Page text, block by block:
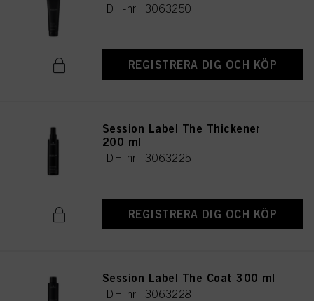
IDH-nr. 3063250
REGISTRERA DIG OCH KÖP
Session Label The Thickener
200 ml
IDH-nr. 3063225
REGISTRERA DIG OCH KÖP
Session Label The Coat 300 ml
IDH-nr. 3063228